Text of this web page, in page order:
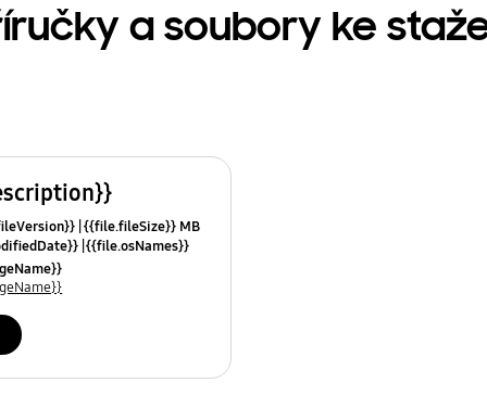
a soubory ke
{{file.fileSize}} MB
{{file.osNames}}